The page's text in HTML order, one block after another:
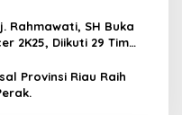
Rahmawati, SH Buka
2K25, Diikuti 29 Tim
Provinsi Riau Raih